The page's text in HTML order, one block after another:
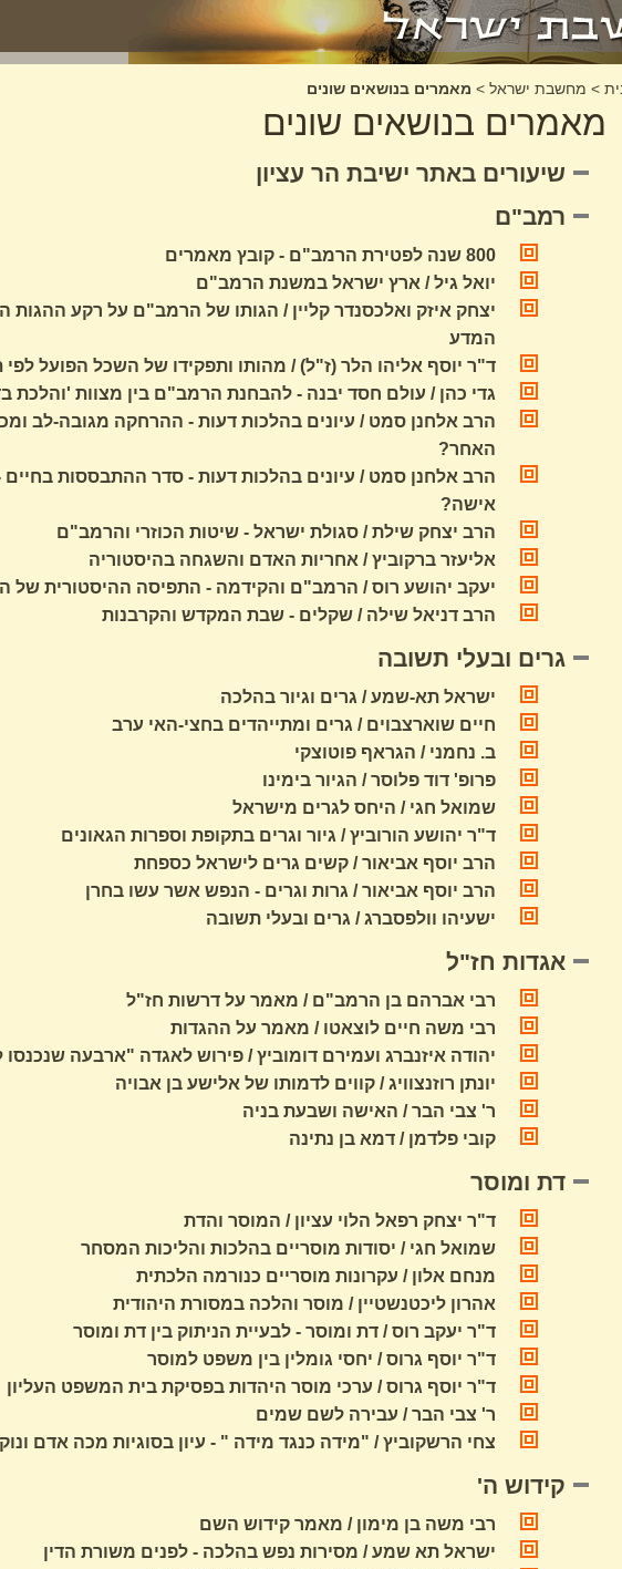
> מחשבת ישראל > מאמרים בנושאים שונים
מאמרים בנושאים שונים
שיעורים באתר ישיבת הר עציון
רמב"ם
800 שנה לפטירת הרמב"ם - קובץ מאמרים
יואל גיל / ארץ ישראל במשנת הרמב"ם
יצחק איזק ואלכסנדר קליין / הגותו של הרמב"ם על רקע ההגות
המדע
ד"ר יוסף אליהו הלר (ז"ל) / מהותו ותפקידו של השכל הפועל
גדי כהן / עולם חסד יבנה - להבחנת הרמב"ם בין מצוות 'והלכת
הרב אלחנן סמט / עיונים בהלכות דעות - ההרחקה מגובה-לב
האחר?
הרב אלחנן סמט / עיונים בהלכות דעות - סדר ההתבססות
אישה?
הרב יצחק שילת / סגולת ישראל - שיטות הכוזרי והרמב"ם
אליעזר ברקוביץ / אחריות האדם והשגחה בהיסטוריה
יעקב יהושע רוס / הרמב"ם והקידמה - התפיסה ההיסטורית של
הרב דניאל שילה / שקלים - שבת המקדש והקרבנות
גרים ובעלי תשובה
ישראל תא-שמע / גרים וגיור בהלכה
חיים שוארצבוים / גרים ומתייהדים בחצי-האי ערב
ב. נחמני / הגראף פוטוצקי
פרופ' דוד פלוסר / הגיור בימינו
שמואל חגי / היחס לגרים מישראל
ד"ר יהושע הורוביץ / גיור וגרים בתקופת וספרות הגאונים
הרב יוסף אביאור / קשים גרים לישראל כספחת
הרב יוסף אביאור / גרות וגרים - הנפש אשר עשו בחרן
ישעיהו וולפסברג / גרים ובעלי תשובה
אגדות חז"ל
רבי אברהם בן הרמב"ם / מאמר על דרשות חז"ל
רבי משה חיים לוצאטו / מאמר על ההגדות
יהודה איזנברג ועמירם דומוביץ / פירוש לאגדה "ארבעה
יונתן רוזנצוויג / קווים לדמותו של אלישע בן אבויה
ר' צבי הבר / האישה ושבעת בניה
קובי פלדמן / דמא בן נתינה
דת ומוסר
ד"ר יצחק רפאל הלוי עציון / המוסר והדת
שמואל חגי / יסודות מוסריים בהלכות והליכות המסחר
מנחם אלון / עקרונות מוסריים כנורמה הלכתית
אהרון ליכטנשטיין / מוסר והלכה במסורת היהודית
ד"ר יעקב רוס / דת ומוסר - לבעיית הניתוק בין דת ומוסר
ד"ר יוסף גרוס / יחסי גומלין בין משפט למוסר
ד"ר יוסף גרוס / ערכי מוסר היהדות בפסיקת בית המשפט העליון
ר' צבי הבר / עבירה לשם שמים
צחי הרשקוביץ / "מידה כנגד מידה " - עיון בסוגיות מכה אדם
קידוש ה'
רבי משה בן מימון / מאמר קידוש השם
ישראל תא שמע / מסירות נפש בהלכה - לפנים משורת הדין